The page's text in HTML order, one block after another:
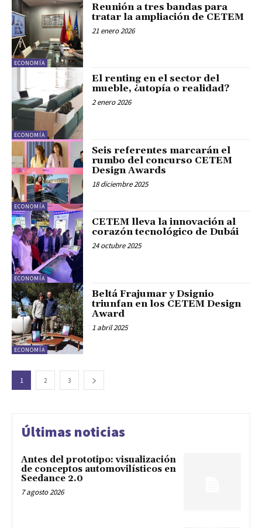
ECONOMÍA
Reunión a tres bandas para
tratar la ampliación de CETEM
21 enero 2026
ECONOMÍA
El renting en el sector del
mueble, ¿utopía o realidad?
2 enero 2026
ECONOMÍA
Seis referentes marcarán el
rumbo del concurso CETEM
Design Awards
18 diciembre 2025
ECONOMÍA
CETEM lleva la innovación al
corazón tecnológico de Dubái
24 octubre 2025
ECONOMÍA
Beltá Frajumar y Dsignio
triunfan en los CETEM Design
Award
1 abril 2025
1 2 3
Últimas noticias
Antes del prototipo: visualización
de conceptos automovilísticos en
Seedance 2.0
7 agosto 2026